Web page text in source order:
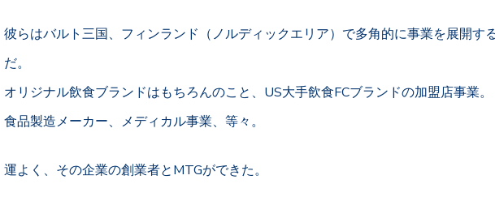
彼らはバルト三国、フィンランド（ノルディックエリア）で多角的に事業を展開す
だ。
オリジナル飲食ブランドはもちろんのこと、US大手飲食FCブランドの加盟店事業。
食品製造メーカー、メディカル事業、等々。
運よく、その企業の創業者とMTGができた。